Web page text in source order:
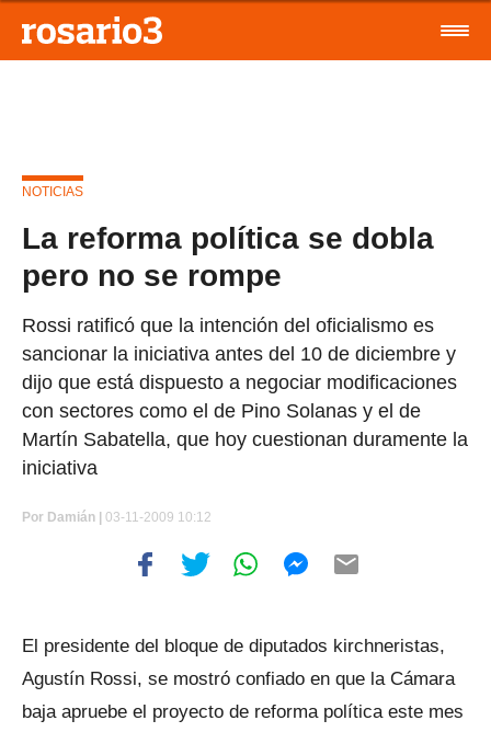
NOTICIAS
La reforma política se dobla
pero no se rompe
Rossi ratificó que la intención del oficialismo es
sancionar la iniciativa antes del 10 de diciembre y
dijo que está dispuesto a negociar modificaciones
con sectores como el de Pino Solanas y el de
Martín Sabatella, que hoy cuestionan duramente la
iniciativa
Por Damián | 03-11-2009 10:12
El presidente del bloque de diputados kirchneristas,
Agustín Rossi, se mostró confiado en que la Cámara
baja apruebe el proyecto de reforma política este mes